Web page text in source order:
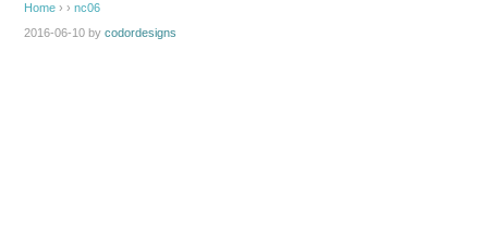
Home › ›nc06
2016-06-10 bycodordesigns